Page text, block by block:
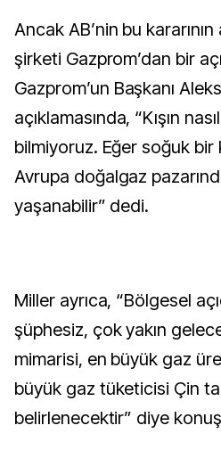
Ancak AB’nin bu
şirketi Gazprom’dan bir
Gazprom’un Başkanı
açıklamasında, “Kışın
bilmiyoruz. Eğer soğuk bir
Avrupa doğalgaz
yaşanabilir” dedi.
Miller ayrıca, “Bölgesel
şüphesiz, çok yakın
mimarisi, en büyük gaz
büyük gaz tüketicisi Çin
belirlenecektir” diye